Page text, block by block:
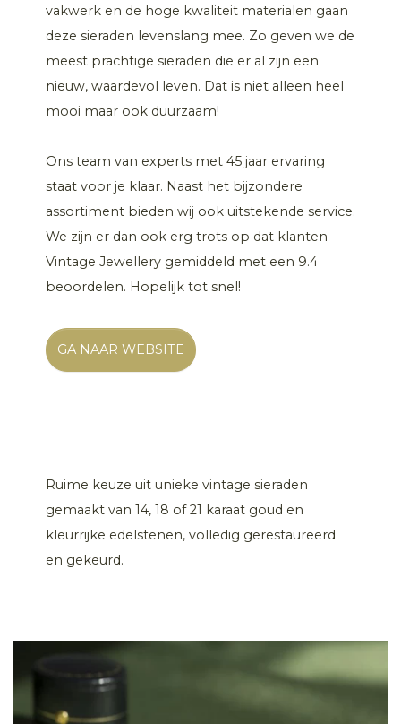
vakwerk en de hoge kwaliteit materialen gaan
deze sieraden levenslang mee. Zo geven we de
meest prachtige sieraden die er al zijn een
nieuw, waardevol leven. Dat is niet alleen heel
mooi maar ook duurzaam!
Ons team van experts met 45 jaar ervaring
staat voor je klaar. Naast het bijzondere
assortiment bieden wij ook uitstekende service.
We zijn er dan ook erg trots op dat klanten
Vintage Jewellery gemiddeld met een 9.4
beoordelen. Hopelijk tot snel!
GA NAAR WEBSITE
Ruime keuze uit unieke vintage sieraden
gemaakt van 14, 18 of 21 karaat goud en
kleurrijke edelstenen, volledig gerestaureerd
en gekeurd.